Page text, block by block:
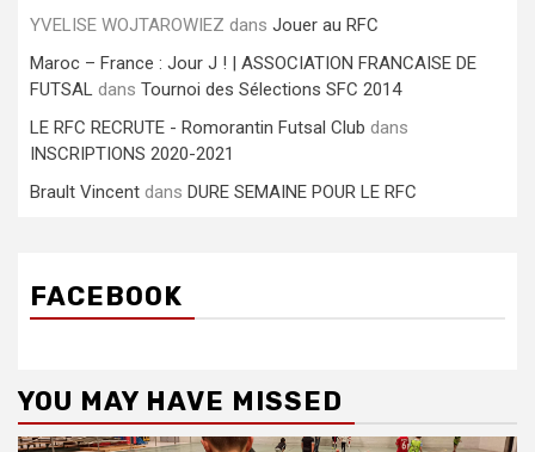
YVELISE WOJTAROWIEZ dans Jouer au RFC
Maroc – France : Jour J ! | ASSOCIATION FRANCAISE DE
FUTSAL dans Tournoi des Sélections SFC 2014
LE RFC RECRUTE - Romorantin Futsal Club dans
INSCRIPTIONS 2020-2021
Brault Vincent dans DURE SEMAINE POUR LE RFC
FACEBOOK
YOU MAY HAVE MISSED